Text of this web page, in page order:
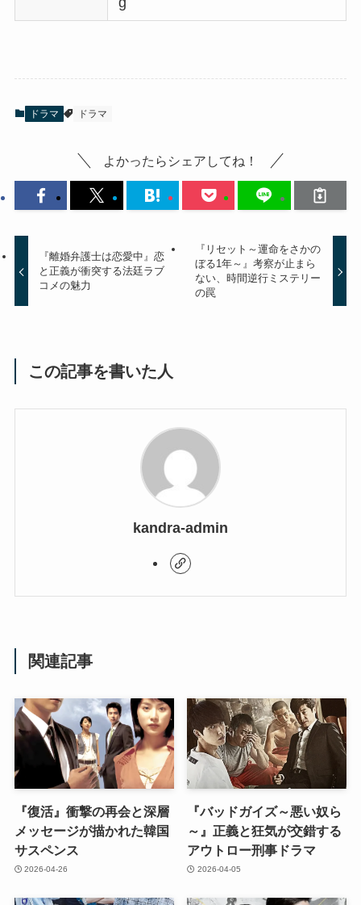
ドラマ ドラマ
よかったらシェアしてね！
『離婚弁護士は恋愛中』恋
と正義が衝突する法廷ラブ
コメの魅力
『リセット～運命をさかの
ぼる1年～』考察が止まら
ない、時間逆行ミステリー
の罠
この記事を書いた人
kandra-admin
関連記事
『復活』衝撃の再会と深層
メッセージが描かれた韓国
サスペンス
2026-04-26
『バッドガイズ～悪い奴ら
～』正義と狂気が交錯する
アウトロー刑事ドラマ
2026-04-05